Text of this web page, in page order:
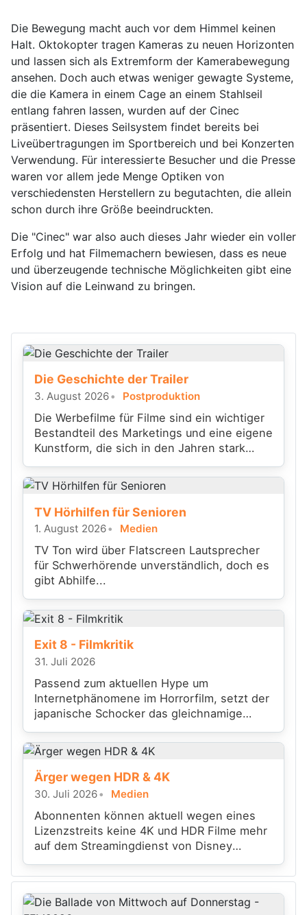
Die Geschichte der Trailer
3. August 2026 Postproduktion
Die Werbefilme für Filme sind ein wichtiger
Bestandteil des Marketings und eine eigene
Kunstform, die sich in den Jahren stark
gewandelt hat.
TV Hörhilfen für Senioren
1. August 2026 Medien
TV Ton wird über Flatscreen Lautsprecher
für Schwerhörende unverständlich, doch es
gibt Abhilfe...
Exit 8 - Filmkritik
31. Juli 2026
Passend zum aktuellen Hype um
Internetphänomene im Horrorfilm, setzt der
japanische Schocker das gleichnamige
Ärger wegen HDR & 4K
30. Juli 2026 Medien
Abonnenten können aktuell wegen eines
Lizenzstreits keine 4K und HDR Filme mehr
auf dem Streamingdienst von Disney
anschauen
Die Bewegung macht auch vor dem Himmel keinen
Halt. Oktokopter tragen Kameras zu neuen Horizonten
und lassen sich als Extremform der Kamerabewegung
ansehen. Doch auch etwas weniger gewagte Systeme,
die die Kamera in einem Cage an einem Stahlseil
entlang fahren lassen, wurden auf der Cinec
präsentiert. Dieses Seilsystem findet bereits bei
Liveübertragungen im Sportbereich und bei Konzerten
Verwendung. Für interessierte Besucher und die Presse
waren vor allem jede Menge Optiken von
verschiedensten Herstellern zu begutachten, die allein
schon durch ihre Größe beeindruckten.
Die "Cinec" war also auch dieses Jahr wieder ein voller
Erfolg und hat Filmemachern bewiesen, dass es neue
und überzeugende technische Möglichkeiten gibt eine
Vision auf die Leinwand zu bringen.